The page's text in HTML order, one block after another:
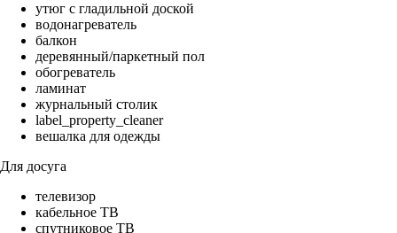
утюг с гладильной доской
водонагреватель
балкон
деревянный/паркетный пол
обогреватель
ламинат
журнальный столик
label_property_cleaner
вешалка для одежды
Для досуга
телевизор
кабельное ТВ
спутниковое ТВ